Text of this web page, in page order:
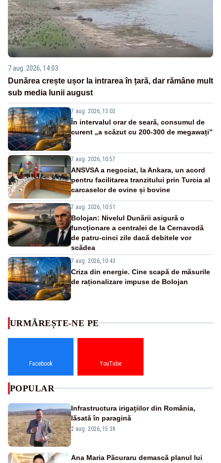
7 aug. 2026, 14:03
Dunărea crește ușor la intrarea în țară, dar rămâne mult
sub media lunii august
7 aug. 2026, 13:02
În intervalul orar de seară, consumul de
curent „a scăzut cu 200-300 de megawați”
7 aug. 2026, 10:57
ANSVSA a negociat, la Ankara, un acord
pentru facilitarea tranzitului prin Turcia al
carcaselor de ovine și bovine
7 aug. 2026, 10:51
Bolojan: Nivelul Dunării asigură o
funcționare a centralei de la Cernavodă
de patru-cinci zile dacă debitele vor
scădea
7 aug. 2026, 10:43
Criza din energie. Cine scapă de măsurile
de raționalizare impuse de Bolojan
URMĂREȘTE-NE PE
Facebook YouTube
POPULAR
Infrastructura irigațiilor din România,
lăsată în paragină
2 aug. 2026, 15:38
Ana Maria Păcuraru demască planul lui